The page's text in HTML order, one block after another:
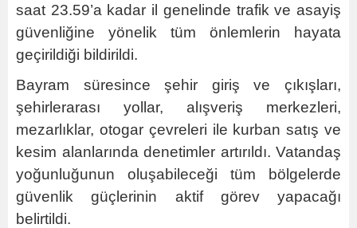
saat 23.59’a kadar il genelinde trafik ve asayiş
güvenliğine yönelik tüm önlemlerin hayata
geçirildiği bildirildi.
Bayram süresince şehir giriş ve çıkışları,
şehirlerarası yollar, alışveriş merkezleri,
mezarlıklar, otogar çevreleri ile kurban satış ve
kesim alanlarında denetimler artırıldı. Vatandaş
yoğunluğunun oluşabileceği tüm bölgelerde
güvenlik güçlerinin aktif görev yapacağı
belirtildi.